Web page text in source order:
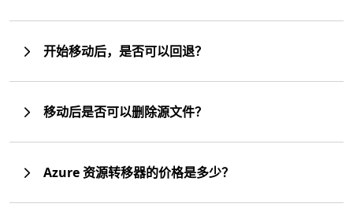
开始移动后，是否可以回退？
移动后是否可以删除源文件？
Azure 资源转移器的价格是多少？